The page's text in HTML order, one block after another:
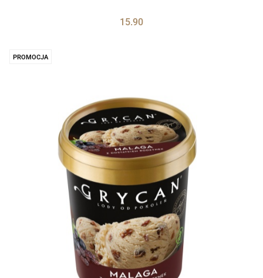
15.90
PROMOCJA